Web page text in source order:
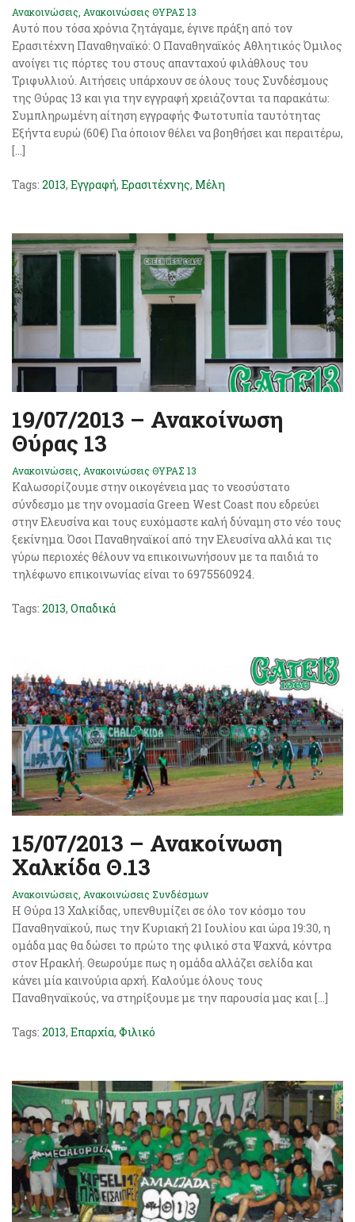
Ανακοινώσεις Ανακοινώσεις ΘΥΡΑΣ 13
Αυτό που τόσα χρόνια ζητάγαμε, έγινε πράξη από τον
Ερασιτέχνη Παναθηναϊκό: Ο Παναθηναϊκός Αθλητικός Όμιλος
ανοίγει τις πόρτες του στους απανταχού φιλάθλους του
Τριφυλλιού. Αιτήσεις υπάρχουν σε όλους τους Συνδέσμους
της Θύρας 13 και για την εγγραφή χρειάζονται τα παρακάτω:
Συμπληρωμένη αίτηση εγγραφής Φωτοτυπία ταυτότητας
Εξήντα ευρώ (60€) Για όποιον θέλει να βοηθήσει και περαιτέρω,
[…]
Tags: 2013, Εγγραφή, Ερασιτέχνης, Μέλη
19/07/2013 – Ανακοίνωση
Θύρας 13
Ανακοινώσεις Ανακοινώσεις ΘΥΡΑΣ 13
Καλωσορίζουμε στην οικογένεια μας το νεοσύστατο
σύνδεσμο με την ονομασία Green West Coast που εδρεύει
στην Ελευσίνα και τους ευχόμαστε καλή δύναμη στο νέο τους
ξεκίνημα. Όσοι Παναθηναϊκοί από την Ελευσίνα αλλά και τις
γύρω περιοχές θέλουν να επικοινωνήσουν με τα παιδιά το
τηλέφωνο επικοινωνίας είναι το 6975560924.
Tags: 2013, Οπαδικά
15/07/2013 – Ανακοίνωση
Χαλκίδα Θ.13
Ανακοινώσεις Ανακοινώσεις Συνδέσμων
Η Θύρα 13 Χαλκίδας, υπενθυμίζει σε όλο τον κόσμο του
Παναθηναϊκού, πως την Κυριακή 21 Ιουλίου και ώρα 19:30, η
ομάδα μας θα δώσει το πρώτο της φιλικό στα Ψαχνά, κόντρα
στον Ηρακλή. Θεωρούμε πως η ομάδα αλλάζει σελίδα και
κάνει μία καινούρια αρχή. Καλούμε όλους τους
Παναθηναϊκούς, να στηρίξουμε με την παρουσία μας και […]
Tags: 2013, Επαρχία, Φιλικό